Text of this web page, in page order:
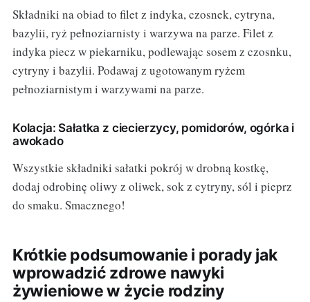
Składniki na obiad to filet z indyka, czosnek, cytryna,
bazylii, ryż pełnoziarnisty i warzywa na parze. Filet z
indyka piecz w piekarniku, podlewając sosem z czosnku,
cytryny i bazylii. Podawaj z ugotowanym ryżem
pełnoziarnistym i warzywami na parze.
Kolacja: Sałatka z ciecierzycy, pomidorów, ogórka i
awokado
Wszystkie składniki sałatki pokrój w drobną kostkę,
dodaj odrobinę oliwy z oliwek, sok z cytryny, sól i pieprz
do smaku. Smacznego!
Krótkie podsumowanie i porady jak
wprowadzić zdrowe nawyki
żywieniowe w życie rodziny